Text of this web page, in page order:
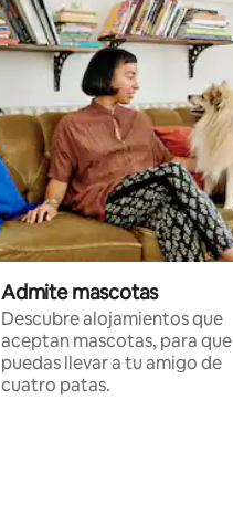
Admite mascotas
Descubre alojamientos que
aceptan mascotas, para que
puedas llevar a tu amigo de
cuatro patas.